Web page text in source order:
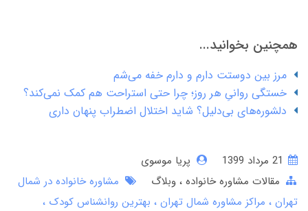
همچنین بخوانید...
مرز بین دوستت دارم و دارم خفه می‌شم
خستگی روانیِ هر روز؛ چرا حتی استراحت هم کمک نمی‌کند؟
دلشوره‌های بی‌دلیل؟ شاید اختلال اضطراب پنهان داری
پریا موسوی
مقالات مشاوره خانواده وبلاگ
مشاوره خانواده در شمال
تهران
مراکز مشاوره شمال تهران
بهترین روانشناس کودک